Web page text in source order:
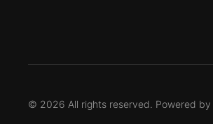
© 2026 All rights reserved. Powered by